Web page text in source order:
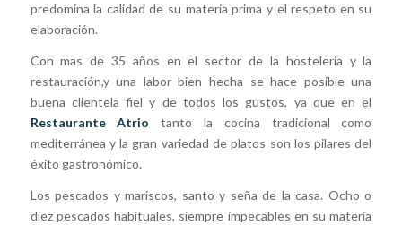
predomina la calidad de su materia prima y el respeto en su
elaboración.
Con mas de 35 años en el sector de la hostelería y la
restauración,y una labor bien hecha se hace posible una
buena clientela fiel y de todos los gustos, ya que en el
Restaurante Atrio tanto la cocina tradicional como
mediterránea y la gran variedad de platos son los pilares del
éxito gastronómico.
Los pescados y mariscos, santo y seña de la casa. Ocho o
diez pescados habituales, siempre impecables en su materia